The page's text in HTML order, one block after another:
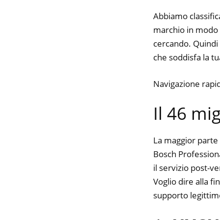
Abbiamo
marchio in
cercando.
che soddisfa la
Navigazione
Il 46
La maggior
Bosch
il servizio post-
Voglio dire alla
supporto